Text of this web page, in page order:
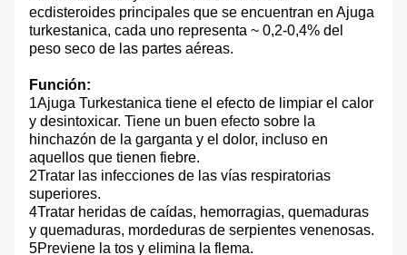
ecdisteroides principales que se encuentran en Ajuga
turkestanica, cada uno representa ~ 0,2-0,4% del
peso seco de las partes aéreas.
Función:
1Ajuga Turkestanica tiene el efecto de limpiar el calor
y desintoxicar. Tiene un buen efecto sobre la
hinchazón de la garganta y el dolor, incluso en
aquellos que tienen fiebre.
2Tratar las infecciones de las vías respiratorias
superiores.
4Tratar heridas de caídas, hemorragias, quemaduras
y quemaduras, mordeduras de serpientes venenosas.
5Previene la tos y elimina la flema.